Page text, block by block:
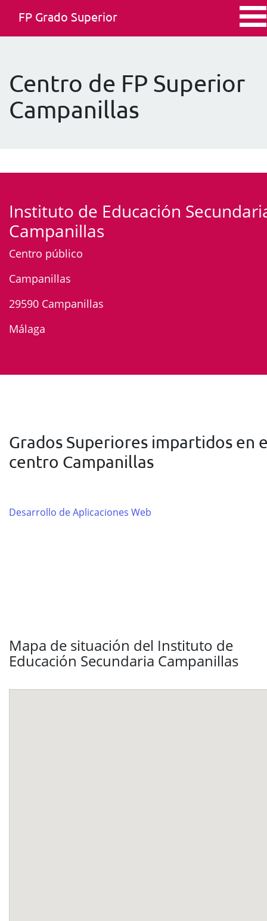
FP Grado Superior
Centro de FP Superior
Campanillas
Instituto de Educación
Campanillas
Centro público
Campanillas
29590 Campanillas
Málaga
Grados Superiores impartidos en
centro Campanillas
Desarrollo de Aplicaciones Web
Mapa de situación del Instituto de
Educación Secundaria Campanillas